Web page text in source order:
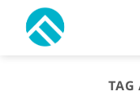
TAG